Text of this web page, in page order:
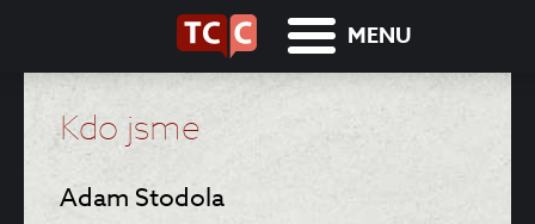
MENU
Kdo jsme
Adam Stodola